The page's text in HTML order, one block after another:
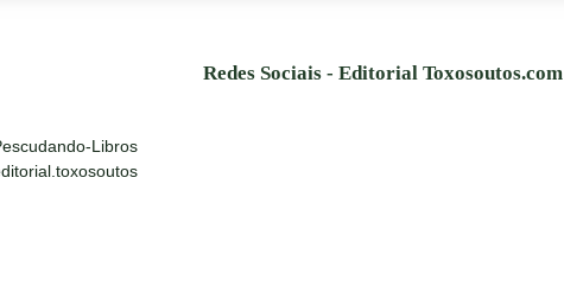
Redes Sociais - Editorial Toxosoutos.com
Libros